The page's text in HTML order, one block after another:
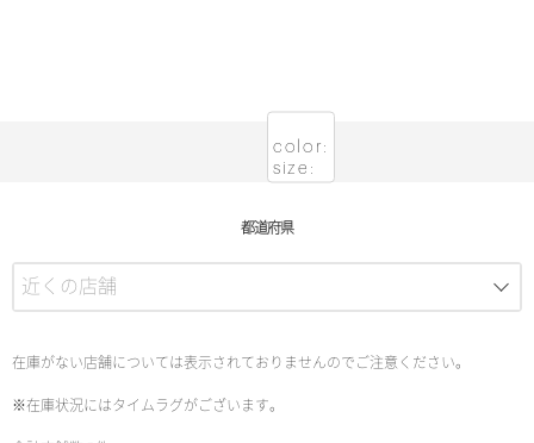
color:
size:
都道府県
在庫がない店舗については表示されておりませんのでご注意ください。
※在庫状況にはタイムラグがございます。